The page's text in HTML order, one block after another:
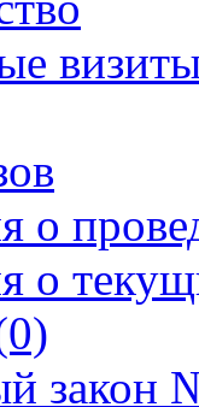
о
о
закон